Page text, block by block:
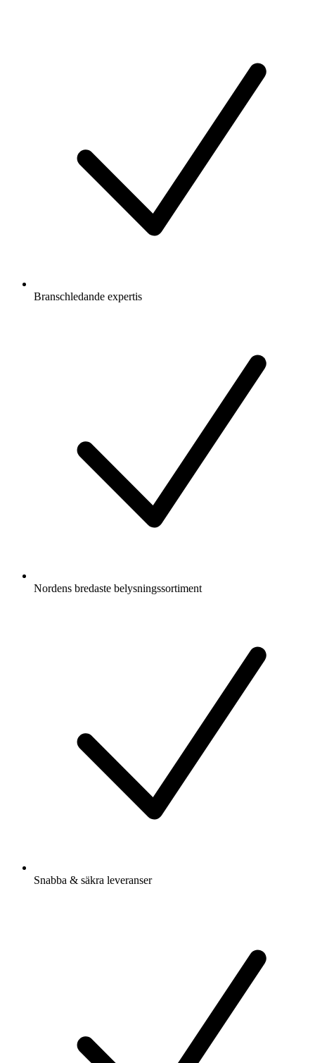
Branschledande expertis
Nordens bredaste belysningssortiment
Snabba & säkra leveranser